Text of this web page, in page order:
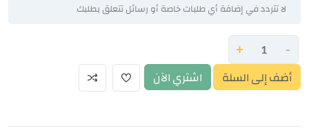
-
+
أضف إلى السلة اشتري الآن